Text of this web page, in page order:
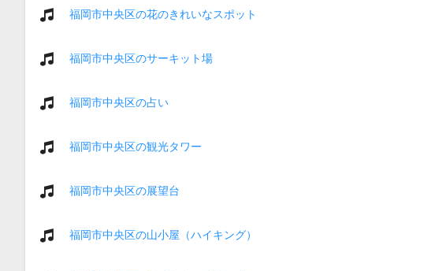
福岡市中央区の花のきれいなスポット
福岡市中央区のサーキット場
福岡市中央区の占い
福岡市中央区の観光タワー
福岡市中央区の展望台
福岡市中央区の山小屋（ハイキング）